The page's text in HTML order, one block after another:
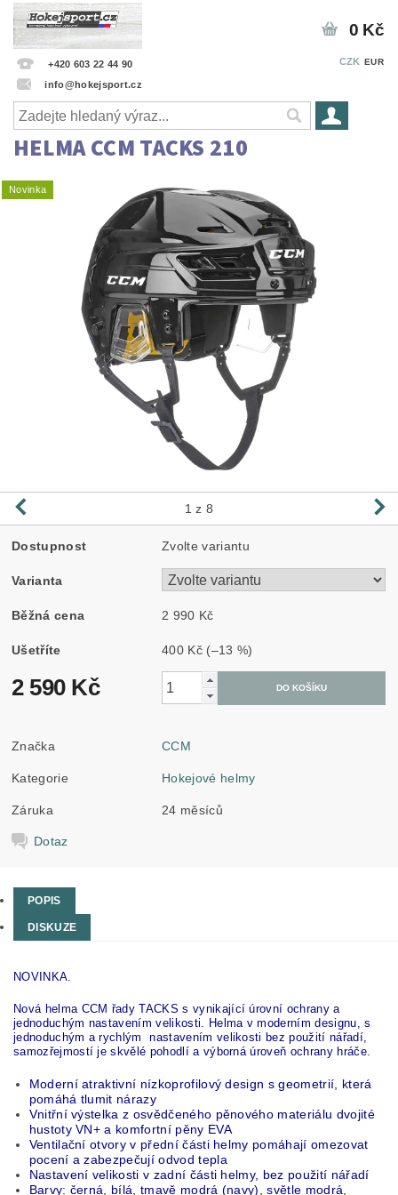
+420 603 22 44 90
info@hokejsport.cz
CZK EUR
0 Kč
HELMA CCM TACKS 210
Novinka
1 z 8
Dostupnost Zvolte variantu
Varianta
Běžná cena 2 990 Kč
Ušetříte 400 Kč (–13 %)
2 590 Kč
Značka CCM
Kategorie Hokejové helmy
Záruka 24 měsíců
Dotaz
POPIS
DISKUZE
NOVINKA.
Nová helma CCM řady TACKS s vynikající úrovní ochrany a
jednoduchým nastavením velikosti. Helma v moderním designu, s
jednoduchým a rychlým nastavením velikosti bez použití nářadí,
samozřejmostí je skvělé pohodlí a výborná úroveň ochrany hráče.
Moderní atraktivní nízkoprofilový design s geometrií, která
pomáhá tlumit nárazy
Vnitřní výstelka z osvědčeného pěnového materiálu dvojité
hustoty VN+ a komfortní pěny EVA
Ventilační otvory v přední části helmy pomáhají omezovat
pocení a zabezpečují odvod tepla
Nastavení velikosti v zadní části helmy, bez použití nářadí
Barvy: černá, bílá, tmavě modrá (navy), světle modrá,